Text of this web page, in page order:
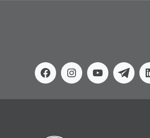
FacebookInstagram
Youtube